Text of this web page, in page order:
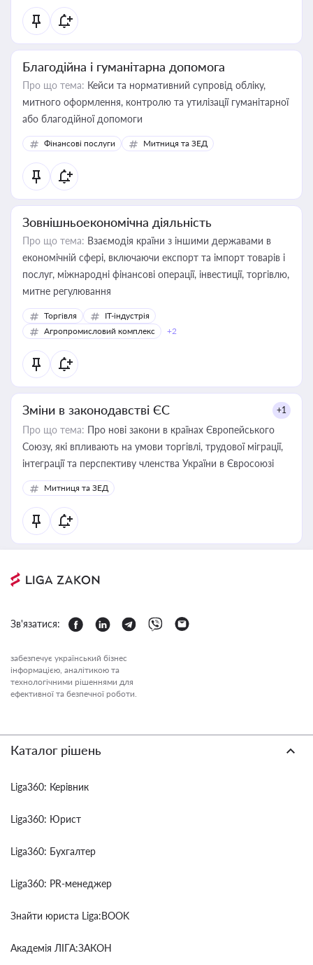
Благодійна і гуманітарна допомога
Про що тема: Кейси та нормативний супровід обліку,
митного оформлення, контролю та утилізації гуманітарної
або благодійної допомоги
Фінансові послуги Митниця та ЗЕД
Зовнішньоекономічна діяльність
Про що тема: Взаємодія країни з іншими державами в
економічній сфері, включаючи експорт та імпорт товарів і
послуг, міжнародні фінансові операції, інвестиції, торгівлю,
митне регулювання
Торгівля
IT-індустрія
Агропромисловий комплекс
+2
Зміни в законодавстві ЄС +1
Про що тема: Про нові закони в країнах Європейського
Союзу, які впливають на умови торгівлі, трудової міграції,
інтеграції та перспективу членства України в Євросоюзі
Митниця та ЗЕД
Зв'язатися:
забезпечує український бізнес
інформацією, аналітикою та
технологічними рішеннями для
ефективної та безпечної роботи.
Каталог рішень
Liga360: Керівник
Liga360: Юрист
Liga360: Бухгалтер
Liga360: PR-менеджер
Знайти юриста Liga:BOOK
Академія ЛІГА:ЗАКОН